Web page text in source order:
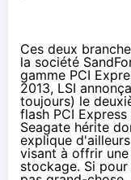
Ces deux
la société
gamme PCI
2013, LSI
toujours) le
flash PCI
Seagate hérite
explique
visant à offrir
stockage. Si